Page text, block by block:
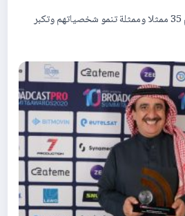
من المشاھدین. المسلسل یضم 35 ممثلا وممثلة تنمو شخصیاتھم وتكبر